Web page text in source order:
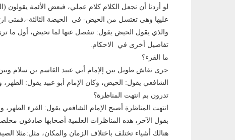
لو أردنا أن نجعل الكلام كلام عملي، فبعض اﻷئمة يقولون
عليها وهي تغتسل من الحيض- في الحيضة الثالثة-،فمتى
والذي يقول الحيض يقول: تنفصل عنها لما تحيض، أول ما
تفاصيل أخرى في الاحكام.
ما القرء؟
جرى نقاش طويل بين إﻹمام أبي عبيد القاسم بن سلام
الشافعي يقول: الحيض، وكان اﻹمام أبو عبيد يقول: الطهر،
تدرون بم انتهت المناظرة؟
انتهت المناظرة أصبح اﻹمام الشافعي يقول: القرء
بقول اﻵخر، هذه المناظرات العلمية أصحابها صادقون
هنالك أشياء تختلف باختلاف الزمان والمكان، مثل:مثلا